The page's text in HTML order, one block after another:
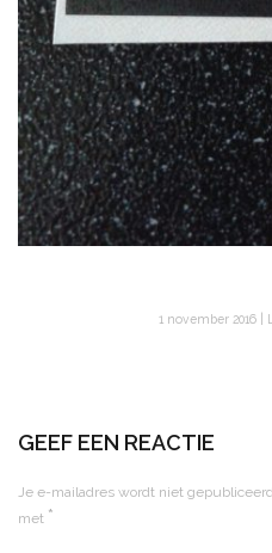
1 november 2016
GEEF EEN REACTIE
Je e-mailadres wordt niet
met *